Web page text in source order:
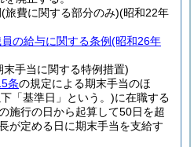
(旅費に関する部分のみ)(昭和22年
の給与に関する条例(昭和26年
手当に関する特例措置)
条の規定による期末手当のほ
「基準日」という。)に在職する
施行の日から起算して50日を超
が定める日に期末手当を支給す